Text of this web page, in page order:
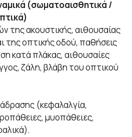
(σωματοαισθητικά /
της ακουστικής, αιθουσαίας
της οπτικής οδού, παθήσεις
κατά πλάκας, αιθουσαίες
ζάλη, βλάβη του οπτικού
(κεφαλαλγία,
μυοπάθειες,